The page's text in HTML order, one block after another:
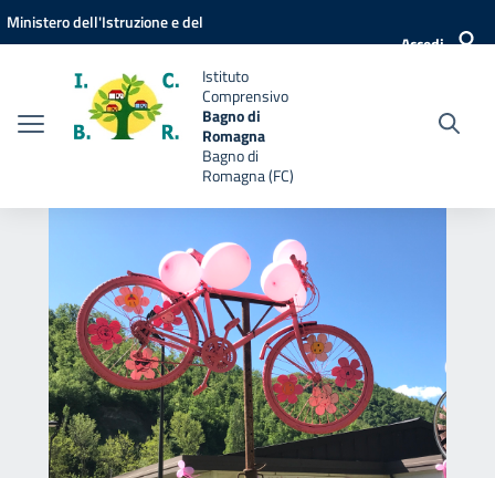
Vai ai contenuti
Vai al menu di navigazione
Vai al footer
Ministero dell'Istruzione e del
Accedi
Istituto
Comprensivo
Bagno di
Romagna
Bagno di
Romagna (FC)